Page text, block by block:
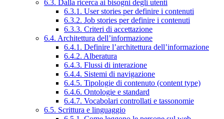
6.3. Dalla ricerca ai bisogni degli utenti
6.3.1. User stories per definire i contenuti
6.3.2. Job stories per definire i contenuti
6.3.3. Criteri di accettazione
6.4. Architettura dell’informazione
6.4.1. Definire l’architettura dell’informazione
6.4.2. Alberatura
6.4.3. Flussi di interazione
6.4.4. Sistemi di navigazione
6.4.5. Tipologie di contenuto (content type)
6.4.6. Ontologie e standard
6.4.7. Vocabolari controllati e tassonomie
6.5. Scrittura e linguaggio